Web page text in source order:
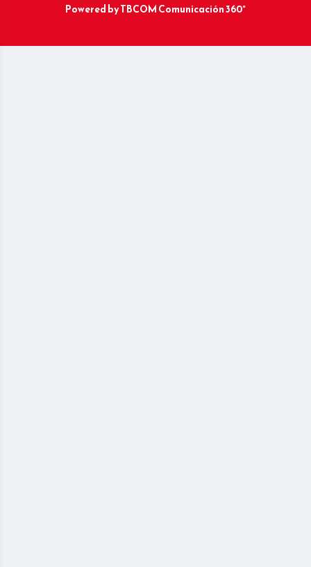
Powered byTBCOM Comunicación 360°